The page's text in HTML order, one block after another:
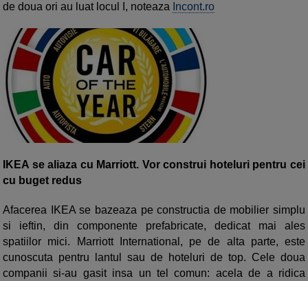
de doua ori au luat locul I, noteaza Incont.ro
IKEA se aliaza cu Marriott. Vor construi hoteluri pentru cei
cu buget redus
Afacerea IKEA se bazeaza pe constructia de mobilier simplu
si ieftin, din componente prefabricate, dedicat mai ales
spatiilor mici. Marriott International, pe de alta parte, este
cunoscuta pentru lantul sau de hoteluri de top. Cele doua
companii si-au gasit insa un tel comun: acela de a ridica